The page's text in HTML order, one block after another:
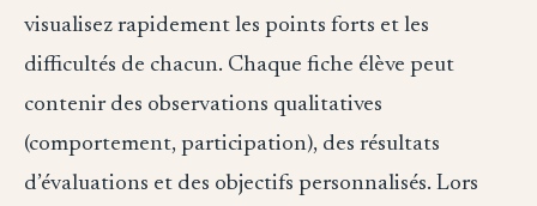
visualisez rapidement les points forts et les
difficultés de chacun. Chaque fiche élève peut
contenir des observations qualitatives
(comportement, participation), des résultats
d’évaluations et des objectifs personnalisés. Lors